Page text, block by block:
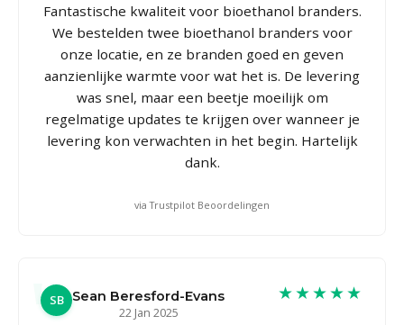
Fantastische kwaliteit voor bioethanol branders.
We bestelden twee bioethanol branders voor
onze locatie, en ze branden goed en geven
aanzienlijke warmte voor wat het is. De levering
was snel, maar een beetje moeilijk om
regelmatige updates te krijgen over wanneer je
levering kon verwachten in het begin. Hartelijk
dank.
via Trustpilot Beoordelingen
SB Sean Beresford-Evans
22 Jan 2025
★★★★★